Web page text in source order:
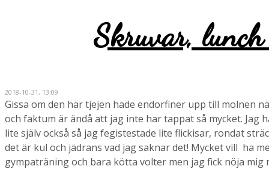
Skruvar,
2018-10-31, 13:09
Gissa om den här tjejen hade endorfiner upp till molnen
och faktum är ändå att jag inte har tappat så mycket. Jag
lite själv också så jag fegistestade lite flickisar, rondat
det är kul och jädrans vad jag saknar det! Mycket vill ha
gympaträning och bara kötta volter men jag fick nöja mig